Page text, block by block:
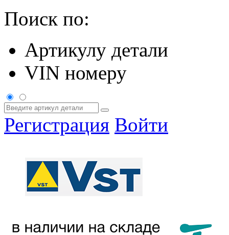
Поиск по:
Артикулу детали
VIN номеру
Регистрация Войти